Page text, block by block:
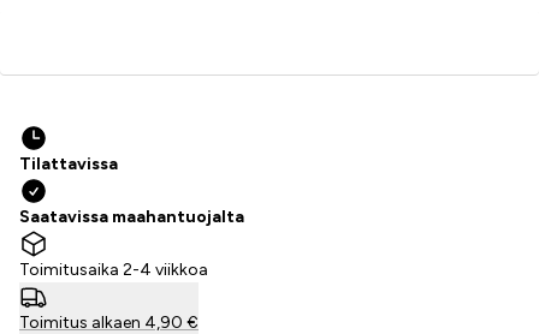
Tilattavissa
Saatavissa maahantuojalta
Toimitusaika 2-4 viikkoa
Toimitus alkaen 4,90 €